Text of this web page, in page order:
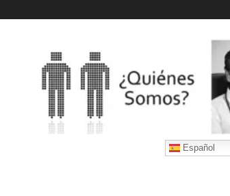
Español